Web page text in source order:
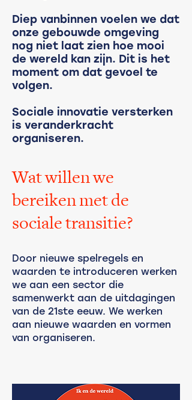
Diep vanbinnen voelen we dat
onze gebouwde omgeving
nog niet laat zien hoe mooi
de wereld kan zijn. Dit is het
moment om dat gevoel te
volgen.
Sociale innovatie versterken
is veranderkracht
organiseren.
Wat willen we
bereiken met de
sociale transitie?
Door nieuwe spelregels en
waarden te introduceren werken
we aan een sector die
samenwerkt aan de uitdagingen
van de 21ste eeuw. We werken
aan nieuwe waarden en vormen
van organiseren.